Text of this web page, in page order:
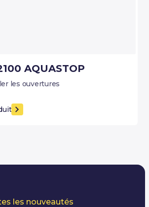
AQUASTOP
les ouvertures
les nouveautés